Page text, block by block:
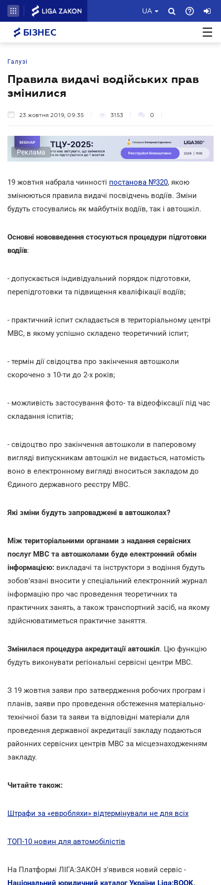
UA
БІЗНЕС
Галузі
Правила видачі водійських прав
змінилися
23 жовтня 2019, 09:35 3153 0
Реклама
19 жовтня набрала чинності постанова №320, якою
змінюються правила видачі посвідчень водіїв. Зміни
будуть стосувались як майбутніх водіїв, так і автошкіл.
Основні нововведення стосуються процедури підготовки
водіїв:
- допускається індивідуальний порядок підготовки,
перепідготовки та підвищення кваліфікації водіїв;
- практичний іспит складається в територіальному центрі
МВС, в якому успішно складено теоретичний іспит;
- термін дії свідоцтва про закінчення автошколи
скорочено з 10-ти до 2-х років;
- можливість застосування фото- та відеофіксації під час
складання іспитів;
- свідоцтво про закінчення автошколи в паперовому
вигляді випускникам автошкіл не видається, натомість
воно в електронному вигляді вноситься закладом до
Єдиного державного реєстру МВС.
Які зміни будуть запроваджені в автошколах?
Між територіальними органами з надання сервісних
послуг МВС та автошколами буде електронний обмін
інформацією: викладачі та інструктори з водіння будуть
зобов'язані вносити у спеціальний електронний журнал
інформацію про час проведення теоретичних та
практичних занять, а також транспортний засіб, на якому
здійснюватиметься практичне заняття.
Змінилася процедура акредитації автошкіл. Цю функцію
будуть виконувати регіональні сервісні центри МВС.
З 19 жовтня заяви про затвердження робочих програм і
планів, заяви про проведення обстеження матеріально-
технічної бази та заяви та відповідні матеріали для
проведення державної акредитації закладу подаються
районних сервісних центрів МВС за місцезнаходженням
закладу.
Читайте також:
Штрафи за «евробляхи» відтермінували не для всіх
ТОП-10 новин для автомобілістів
На Платформі ЛІГА:ЗАКОН з'явився новий сервіс -
Національний юридичний каталог України Liga:BOOK.